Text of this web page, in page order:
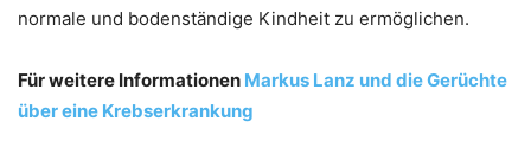
normale und bodenständige Kindheit zu ermöglichen.
Für weitere Informationen Markus Lanz und die Gerüchte
über eine Krebserkrankung